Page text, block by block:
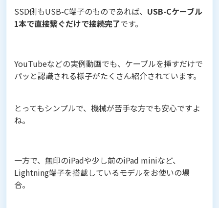
SSD側もUSB-C端子のものであれば、 USB-Cケーブル
1本で直接繋ぐだけで接続完了です。
YouTubeなどの実例動画でも、ケーブルを挿すだけで
パッと認識される様子がたくさん紹介されています。
とってもシンプルで、機械が苦手な方でも安心ですよ
ね。
一方で、無印のiPadや少し前のiPad miniなど、
Lightning端子を搭載しているモデルをお使いの場
合。